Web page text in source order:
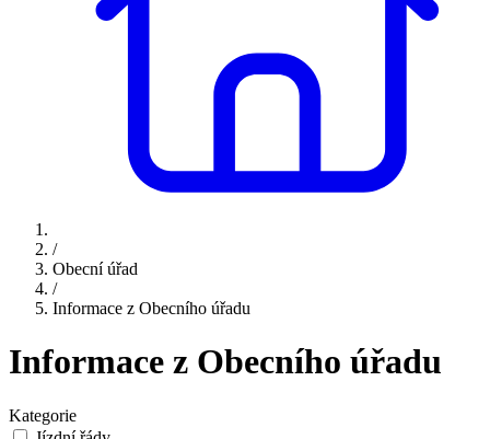
/
Obecní úřad
/
Informace z Obecního úřadu
Informace z Obecního úřadu
Kategorie